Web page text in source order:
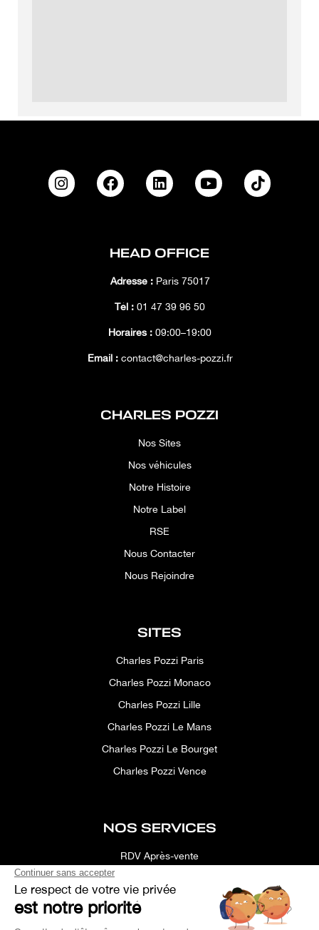
HEAD OFFICE
Adresse :Paris 75017
Tél : 01 47 39 96 50
Horaires : 09:00–19:00
Email :contact@charles-pozzi.fr
CHARLES POZZI
Nos Sites
Nos véhicules
Notre Histoire
Notre Label
RSE
Nous Contacter
Nous Rejoindre
SITES
Charles Pozzi Paris
Charles Pozzi Monaco
Charles Pozzi Lille
Charles Pozzi Le Mans
Charles Pozzi Le Bourget
Charles Pozzi Vence
NOS SERVICES
RDV Après-vente
Simulateur